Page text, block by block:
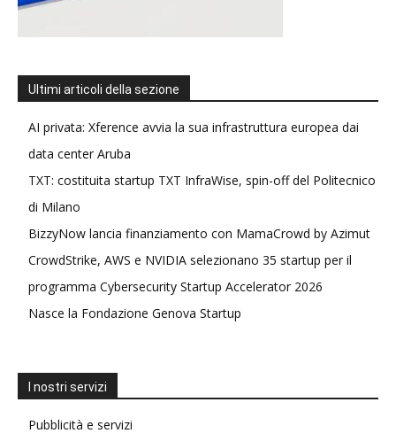
Ultimi articoli della sezione
AI privata: Xference avvia la sua infrastruttura europea dai
data center Aruba
TXT: costituita startup TXT InfraWise, spin-off del Politecnico
di Milano
BizzyNow lancia finanziamento con MamaCrowd by Azimut
CrowdStrike, AWS e NVIDIA selezionano 35 startup per il
programma Cybersecurity Startup Accelerator 2026
Nasce la Fondazione Genova Startup
I nostri servizi
Pubblicità e servizi